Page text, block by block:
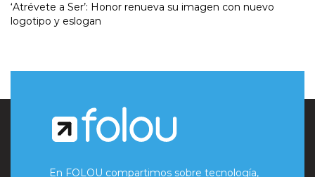
‘Atrévete a Ser’: Honor renueva su imagen con nuevo
logotipo y eslogan
En FOLOU compartimos sobre tecnología,